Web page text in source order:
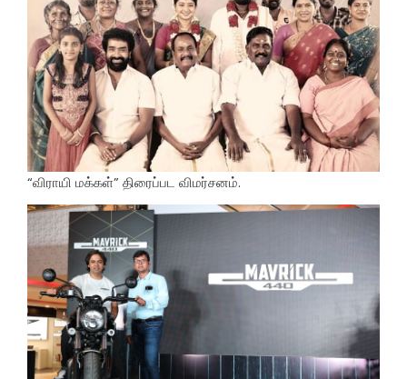
“விராயி மக்கள்” திரைப்பட விமர்சனம்.